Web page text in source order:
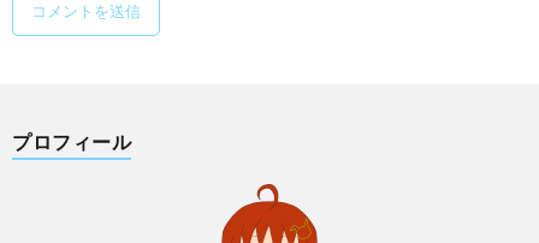
プロフィール